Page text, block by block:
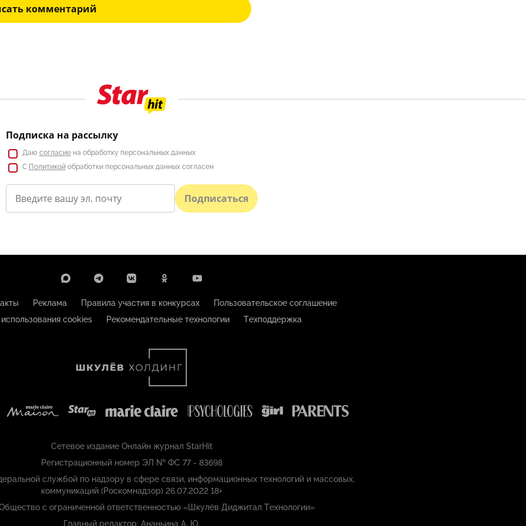
комментарий
Подписка на рассылку
Даю согласиена обработку персональных данных
С Политикойобработки персональных данных согласен
Подписаться
Реклама Правила участия в конкурсах
Пользовательское соглашение
cookies
Рекомендательные технологии Техподдержка
Сетевое издание Онлайн журнал StarHit
Регистрационный номер ЭЛ № ФС 77 - 83698
службой по надзору в сфере связи, информационных технологий и массовых,
коммуникаций (Роскомнадзор) 26.07.2022 18+
с ограниченной ответственностью «Шкулёв Диджитал Технологии»
Главный редактор: Ананьина А. Ю.